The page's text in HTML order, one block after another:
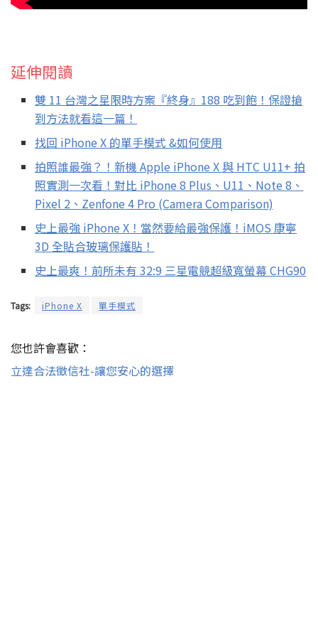
延伸閱讀
雙 11 台灣之星限時方案『終身』188 吃到飽！保證搶
到方法就看這一篇！
找回 iPhone X 的單手模式 &如何使用
拍照誰最強？！新機 Apple iPhone X 與 HTC U11+ 拍
照實測一次看！對比 iPhone 8 Plus、U11、Note 8、
Pixel 2、Zenfone 4 Pro (Camera Comparison)
史上最強 iPhone X！當然要給最強保護！iMOS 康寧
3D 全貼合玻璃保護貼！
史上最爽！前所未有 32:9 三星電競超級寬螢幕 CHG90
Tags: iPhone X 單手模式
您也許會喜歡：
立達合法徵信社-讓您安心的選擇